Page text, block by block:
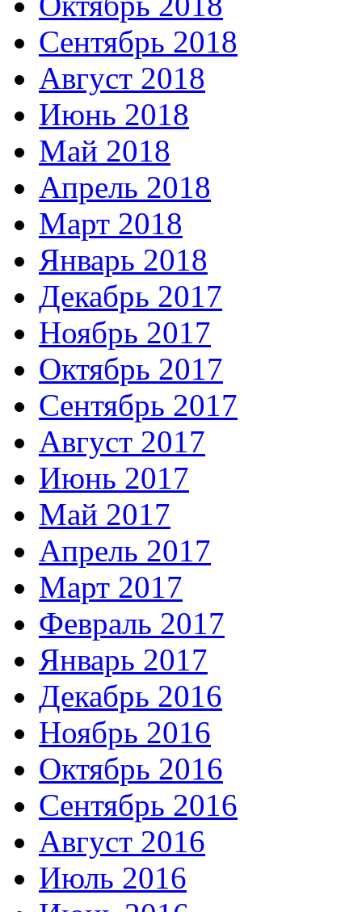
Сентябрь 2018
Август 2018
Июнь 2018
Май 2018
Апрель 2018
Март 2018
Январь 2018
Декабрь 2017
Ноябрь 2017
Октябрь 2017
Сентябрь 2017
Август 2017
Июнь 2017
Май 2017
Апрель 2017
Март 2017
Февраль 2017
Январь 2017
Декабрь 2016
Ноябрь 2016
Октябрь 2016
Сентябрь 2016
Август 2016
Июль 2016